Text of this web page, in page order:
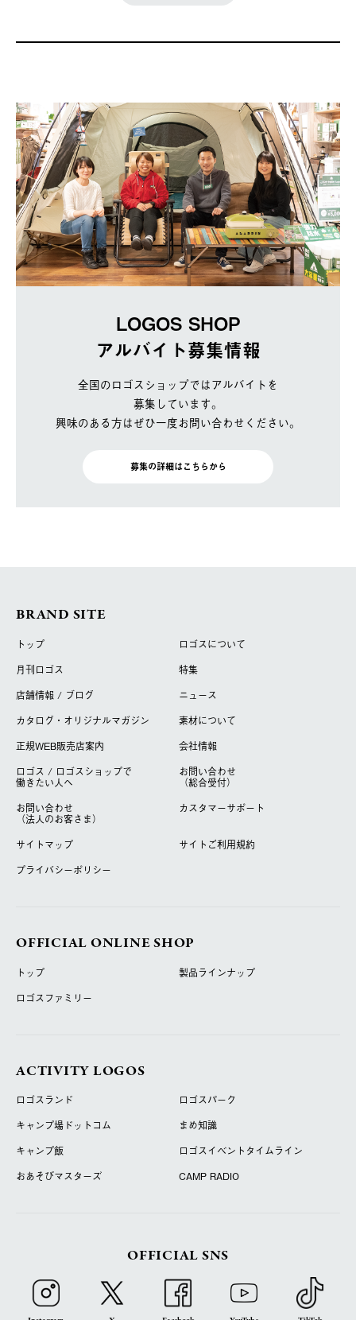
LOGOS SHOP
アルバイト募集情報
全国のロゴスショップではアルバイトを
募集しています。
興味のある方はぜひ一度お問い合わせください。
募集の詳細はこちらから
BRAND SITE
トップ
ロゴスについて
月刊ロゴス
特集
店舗情報 / ブログ
ニュース
カタログ・オリジナルマガジン
素材について
正規WEB販売店案内
会社情報
ロゴス / ロゴスショップで
働きたい人へ
お問い合わせ
（総合受付）
お問い合わせ
（法人のお客さま）
カスタマーサポート
サイトマップ
サイトご利用規約
プライバシーポリシー
OFFICIAL ONLINE SHOP
トップ
製品ラインナップ
ロゴスファミリー
ACTIVITY LOGOS
ロゴスランド
ロゴスパーク
キャンプ場ドットコム
まめ知識
キャンプ飯
ロゴスイベントタイムライン
おあそびマスターズ
CAMP RADIO
OFFICIAL SNS